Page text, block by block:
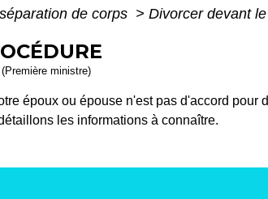
de corps > Divorcer devant
ministre)
époux ou épouse n'est pas d'accord pour
les informations à connaître.